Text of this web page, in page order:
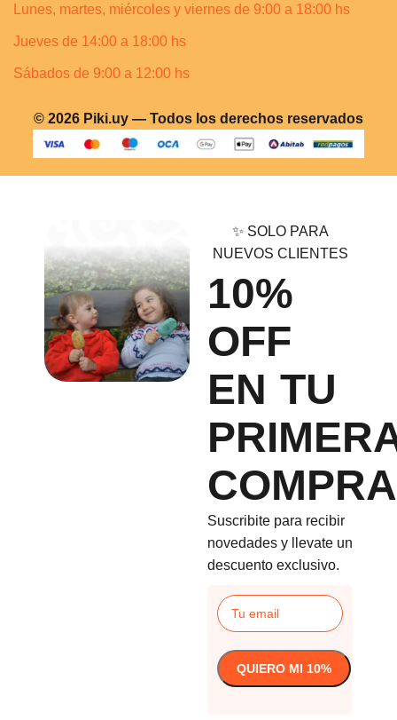
Lunes, martes, miércoles y viernes de 9:00 a 18:00 hs
Jueves de 14:00 a 18:00 hs
Sábados de 9:00 a 12:00 hs
© 2026 Piki.uy — Todos los derechos reservados
✨ SOLO PARA
NUEVOS CLIENTES
10%
OFF
EN TU
COMPRA
Suscribite para recibir
novedades y llevate un
descuento exclusivo.